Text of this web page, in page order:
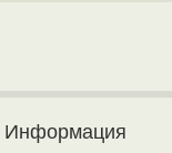
Информация